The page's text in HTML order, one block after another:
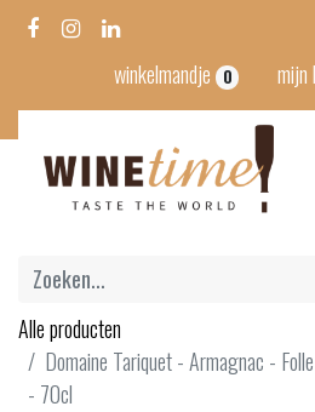
winkelmandje 0
Alle producten
Domaine Tariquet - Armagnac -
- 70cl